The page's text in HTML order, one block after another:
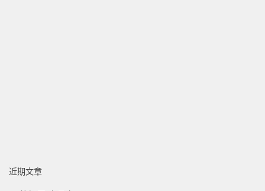
近期文章